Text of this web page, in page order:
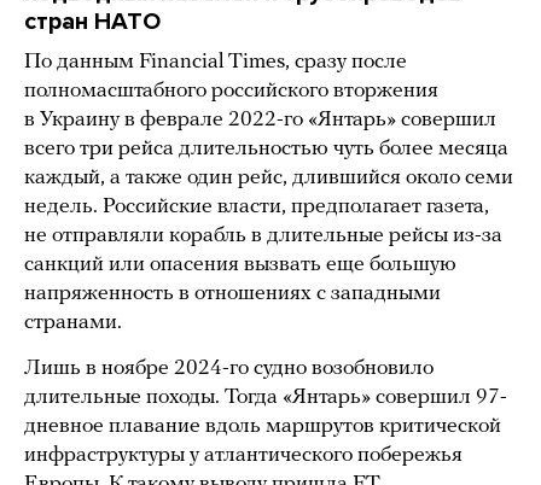
стран НАТО
По данным Financial Times, сразу после
полномасштабного российского вторжения
в Украину в феврале 2022-го «Янтарь» совершил
всего три рейса длительностью чуть более месяца
каждый, а также один рейс, длившийся около семи
недель. Российские власти, предполагает газета,
не отправляли корабль в длительные рейсы из-за
санкций или опасения вызвать еще большую
напряженность в отношениях с западными
странами.
Лишь в ноябре 2024-го судно возобновило
длительные походы. Тогда «Янтарь» совершил 97-
дневное плавание вдоль маршрутов критической
инфраструктуры у атлантического побережья